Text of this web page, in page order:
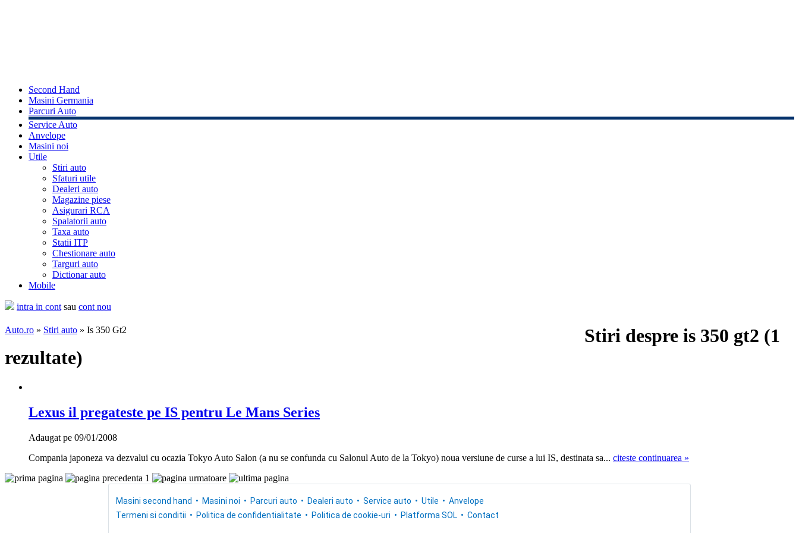
Second Hand
Masini Germania
Parcuri Auto
Service Auto
Anvelope
Masini noi
Utile
Stiri auto
Sfaturi utile
Dealeri auto
Magazine piese
Asigurari RCA
Spalatorii auto
Taxa auto
Statii ITP
Chestionare auto
Targuri auto
Dictionar auto
Mobile
intra in cont sau cont nou
Auto.ro » Stiri auto » Is 350 Gt2 Stiri despre is 350 gt2 (1
rezultate)
Lexus il pregateste pe IS pentru Le Mans Series
Adaugat pe 09/01/2008
Compania japoneza va dezvalui cu ocazia Tokyo Auto Salon (a nu se confunda cu Salonul Auto de la Tokyo) noua versiune de curse a lui IS, destinata sa... citeste continuarea »
1
Masini second hand Masini noi Parcuri auto Dealeri auto Service auto Utile
Anvelope
Termeni si conditii
Politica de confidentialitate Politica de cookie-uri Platforma SOL Contact